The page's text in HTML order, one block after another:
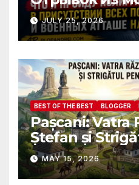
Почему ФБР
пройду
присутствии
военных
JULY 25, 2026
BEST OF THE BEST BLOGGER
Pașcani: Vatra
Ștefan și
Demnitate în
Amalgamării
MAY 15, 2026